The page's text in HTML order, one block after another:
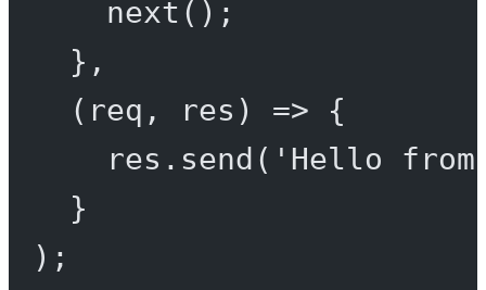
next ();
},
( req , res ) => {
res. send ( 'Hello
}
);